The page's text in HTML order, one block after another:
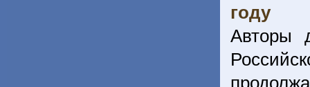
году
Авторы